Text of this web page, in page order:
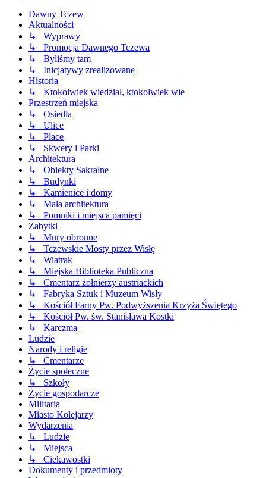
Dawny Tczew
Aktualności
↳ Wyprawy
↳ Promocja Dawnego Tczewa
↳ Byliśmy tam
↳ Inicjatywy zrealizowane
Historia
↳ Ktokolwiek wiedział, ktokolwiek wie
Przestrzeń miejska
↳ Osiedla
↳ Ulice
↳ Place
↳ Skwery i Parki
Architektura
↳ Obiekty Sakralne
↳ Budynki
↳ Kamienice i domy
↳ Mała architektura
↳ Pomniki i miejsca pamięci
Zabytki
↳ Mury obronne
↳ Tczewskie Mosty przez Wisłę
↳ Wiatrak
↳ Miejska Biblioteka Publiczna
↳ Cmentarz żołnierzy austriackich
↳ Fabryka Sztuk i Muzeum Wisły
↳ Kościół Farny Pw. Podwyższenia Krzyża Świętego
↳ Kościół Pw. św. Stanisława Kostki
↳ Karczma
Ludzie
Narody i religie
↳ Cmentarze
Życie społeczne
↳ Szkoły
Życie gospodarcze
Militaria
Miasto Kolejarzy
Wydarzenia
↳ Ludzie
↳ Miejsca
↳ Ciekawostki
Dokumenty i przedmioty